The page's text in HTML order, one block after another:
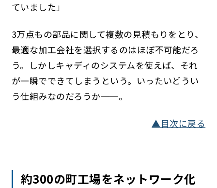
ていました」
3万点もの部品に関して複数の見積もりをとり、
最適な加工会社を選択するのはほぼ不可能だろ
う。しかしキャディのシステムを使えば、それ
が一瞬でできてしまうという。いったいどうい
う仕組みなのだろうか──。
▲目次に戻る
約300の町工場をネットワーク化